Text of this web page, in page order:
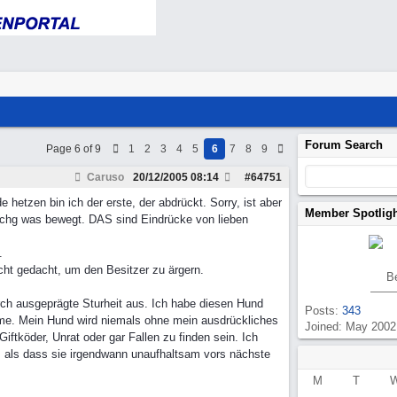
Page 6 of 9 1 2 3 4 5 6 7 8 9
Caruso #64751
20/12/2005 08:14
hetzen bin ich der erste, der abdrückt. Sorry, ist aber
was bewegt. DAS sind Eindrücke von lieben
gedacht, um den Besitzer zu ärgern.
ausgeprägte Sturheit aus. Ich habe diesen Hund
Mein Hund wird niemals ohne mein ausdrückliches
Unrat oder gar Fallen zu finden sein. Ich
dass sie irgendwann unaufhaltsam vors nächste
Forum Search
Member
Posts: 343
Joined: May 2002
M T